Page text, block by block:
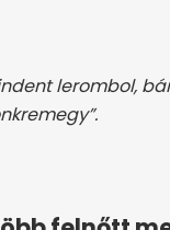
lerombol,